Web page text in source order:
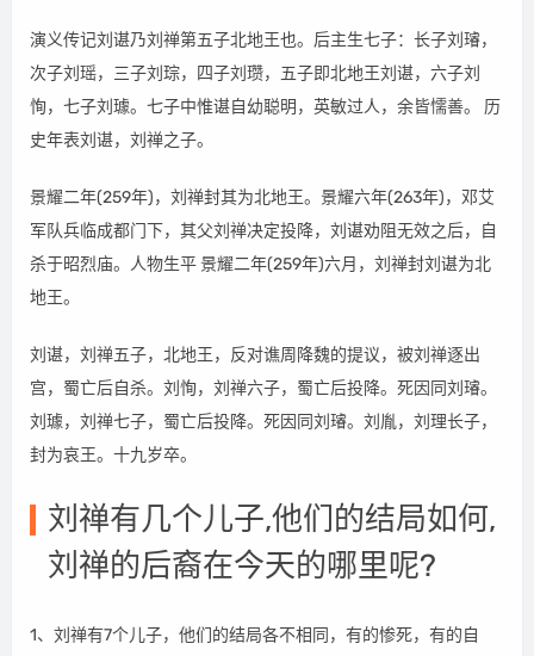
演义传记刘谌乃刘禅第五子北地王也。后主生七子：长子刘璿，
次子刘瑶，三子刘琮，四子刘瓒，五子即北地王刘谌，六子刘
恂，七子刘璩。七子中惟谌自幼聪明，英敏过人，余皆懦善。 历
史年表刘谌，刘禅之子。
景耀二年(259年)，刘禅封其为北地王。景耀六年(263年)，邓艾
军队兵临成都门下，其父刘禅决定投降，刘谌劝阻无效之后，自
杀于昭烈庙。人物生平 景耀二年(259年)六月，刘禅封刘谌为北
地王。
刘谌，刘禅五子，北地王，反对谯周降魏的提议，被刘禅逐出
宫，蜀亡后自杀。刘恂，刘禅六子，蜀亡后投降。死因同刘璿。
刘璩，刘禅七子，蜀亡后投降。死因同刘璿。刘胤，刘理长子，
封为哀王。十九岁卒。
刘禅有几个儿子,他们的结局如何,
刘禅的后裔在今天的哪里呢?
1、刘禅有7个儿子，他们的结局各不相同，有的惨死，有的自